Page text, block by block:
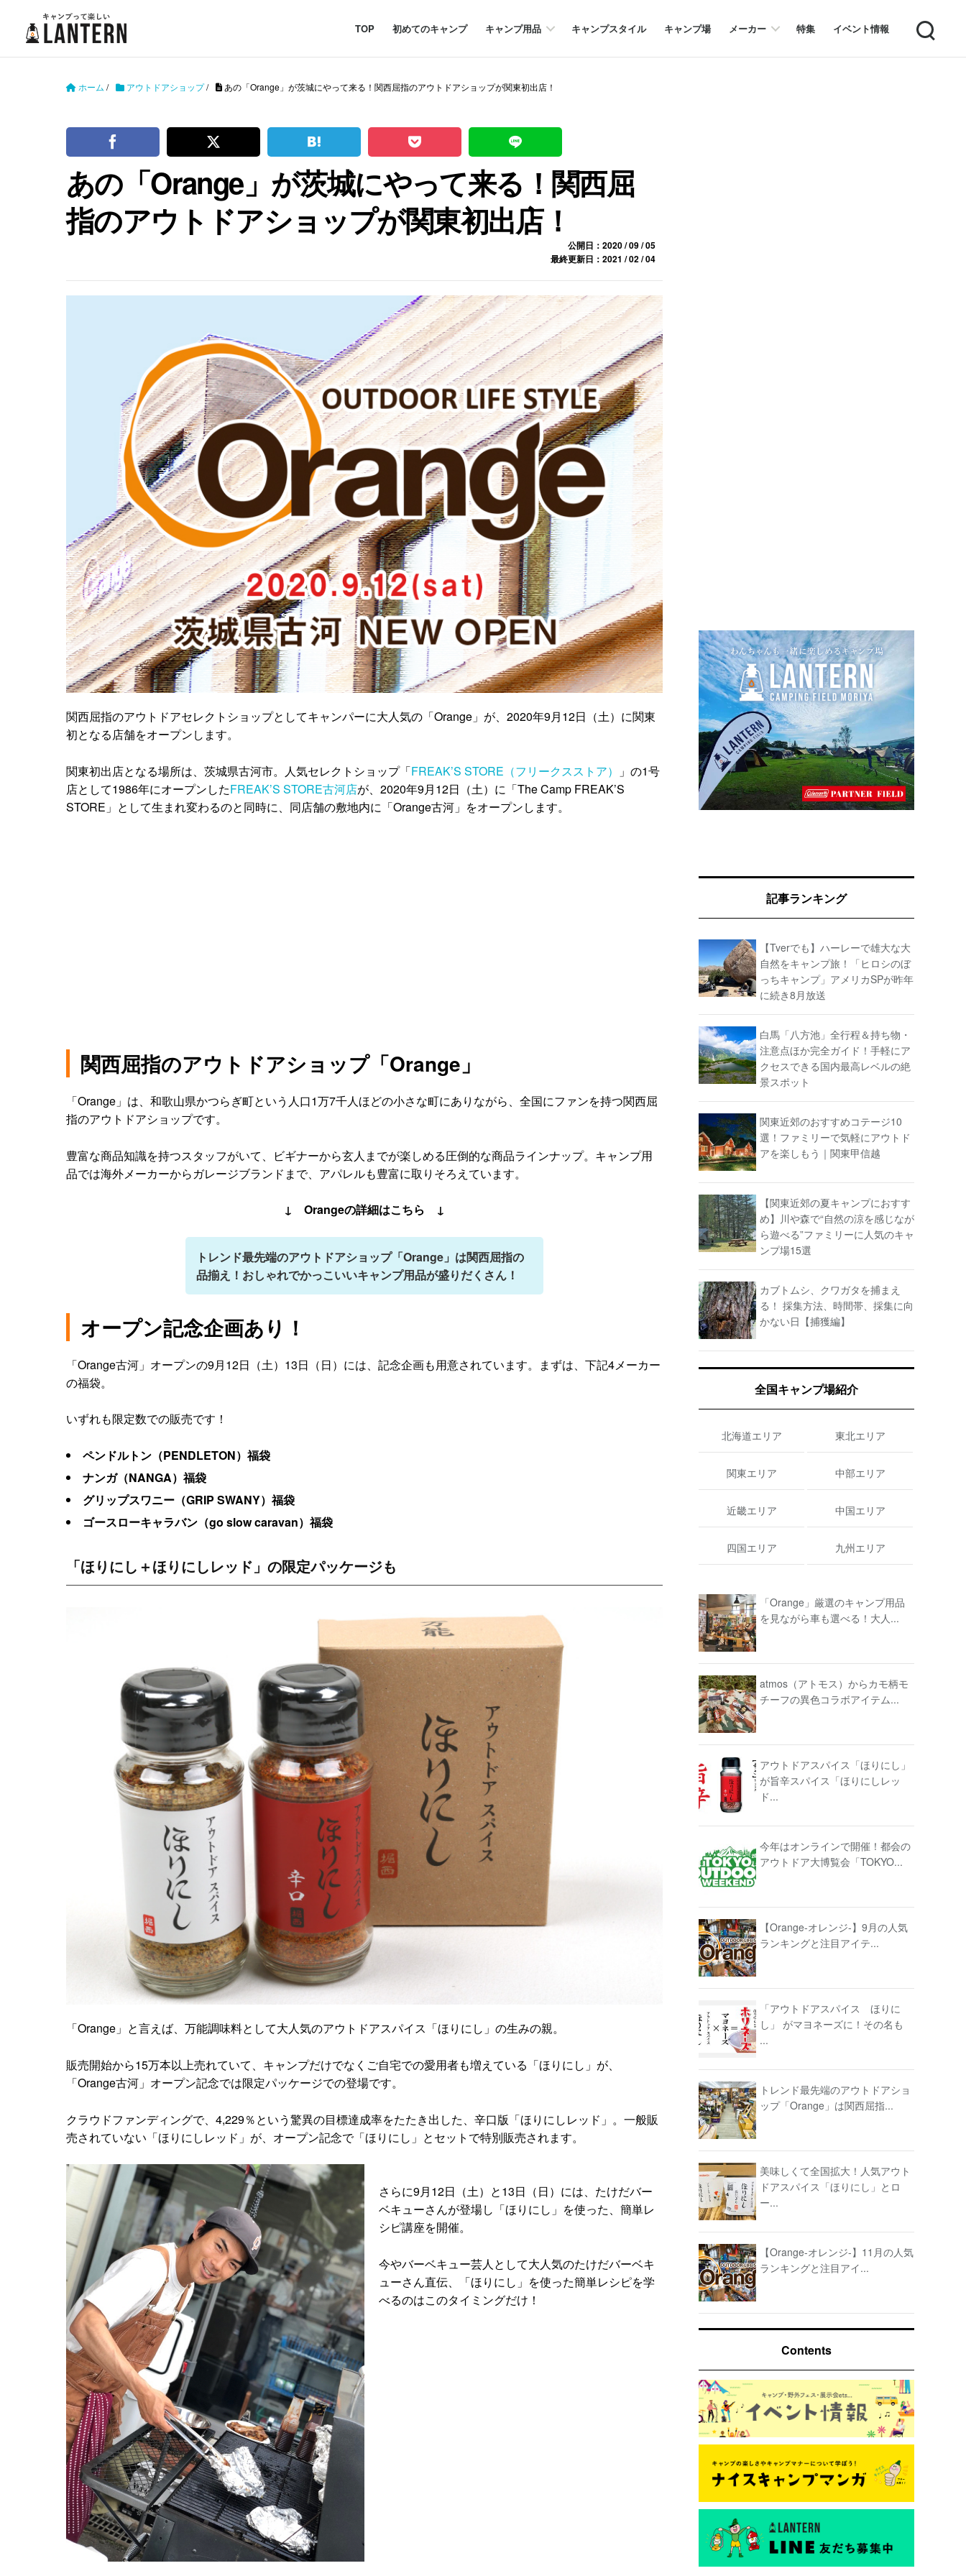
TOP 初めてのキャンプ キャンプ用品 キャンプスタイル キャンプ場 メーカー 特集 イベント情報 Search
ホーム / アウトドアショップ/ あの「Orange」が茨城にやって来る！関西屈指のアウトドアショップが関東初出店！
あの「Orange」が茨城にやって来る！関西屈
指のアウトドアショップが関東初出店！
公開日：2020 / 09 / 05
最終更新日：2021 / 02 / 04
関西屈指のアウトドアセレクトショップとしてキャンパーに大人気の「Orange」が、2020年9月12日（土）に関東
初となる店舗をオープンします。
関東初出店となる場所は、茨城県古河市。人気セレクトショップ「FREAK’S STORE（フリークスストア）
」の1号
店として1986年にオープンしたFREAK’S STORE古河店が、2020年9月12日（土）に「The Camp FREAK’S
STORE」として生まれ変わるのと同時に、同店舗の敷地内に「Orange古河」をオープンします。
関西屈指のアウトドアショップ「Orange」
「Orange」は、和歌山県かつらぎ町という人口1万7千人ほどの小さな町にありながら、全国にファンを持つ関西屈
指のアウトドアショップです。
豊富な商品知識を持つスタッフがいて、ビギナーから玄人までが楽しめる圧倒的な商品ラインナップ。キャンプ用
品では海外メーカーからガレージブランドまで、アパレルも豊富に取りそろえています。
↓ Orangeの詳細はこちら ↓
トレンド最先端のアウトドアショップ「Orange」は関西屈指の
品揃え！おしゃれでかっこいいキャンプ用品が盛りだくさん！
オープン記念企画あり！
「Orange古河」オープンの9月12日（土）13日（日）には、記念企画も用意されています。まずは、下記4メーカー
の福袋。
いずれも限定数での販売です！
ペンドルトン（PENDLETON）福袋
ナンガ（NANGA）福袋
グリップスワニー（GRIP SWANY）福袋
ゴースローキャラバン（go slow caravan）福袋
「ほりにし＋ほりにしレッド」の限定パッケージも
「Orange」と言えば、万能調味料として大人気のアウトドアスパイス「ほりにし」の生みの親。
販売開始から15万本以上売れていて、キャンプだけでなくご自宅での愛用者も増えている「ほりにし」が、
「Orange古河」オープン記念では限定パッケージでの登場です。
クラウドファンディングで、4,229％という驚異の目標達成率をたたき出した、辛口版「ほりにしレッド」。一般販
売されていない「ほりにしレッド」が、オープン記念で「ほりにし」とセットで特別販売されます。
さらに9月12日（土）と13日（日）には、たけだバー
ベキューさんが登場し「ほりにし」を使った、簡単レ
シピ講座を開催。
今やバーベキュー芸人として大人気のたけだバーベキ
ューさん直伝、「ほりにし」を使った簡単レシピを学
べるのはこのタイミングだけ！
記事ランキング
【Tverでも】ハーレーで雄大な大
自然をキャンプ旅！「ヒロシのぼ
っちキャンプ」アメリカSPが昨年
に続き8月放送
白馬「八方池」全行程＆持ち物・
注意点ほか完全ガイド！手軽にア
クセスできる国内最高レベルの絶
景スポット
関東近郊のおすすめコテージ10
選！ファミリーで気軽にアウトド
アを楽しもう｜関東甲信越
【関東近郊の夏キャンプにおすす
め】川や森で“自然の涼を感じなが
ら遊べる”ファミリーに人気のキャ
ンプ場15選
カブトムシ、クワガタを捕まえ
る！ 採集方法、時間帯、採集に向
かない日【捕獲編】
全国キャンプ場紹介
北海道エリア 東北エリア
関東エリア 中部エリア
近畿エリア 中国エリア
四国エリア 九州エリア
「Orange」厳選のキャンプ用品
を見ながら車も選べる！大人...
atmos（アトモス）からカモ柄モ
チーフの異色コラボアイテム...
アウトドアスパイス「ほりにし」
が旨辛スパイス「ほりにしレッ
ド...
今年はオンラインで開催！都会の
アウトドア大博覧会「TOKYO...
【Orange-オレンジ-】9月の人気
ランキングと注目アイテ...
「アウトドアスパイス ほりに
し」 がマヨネーズに！その名も
...
トレンド最先端のアウトドアショ
ップ「Orange」は関西屈指...
美味しくて全国拡大！人気アウト
ドアスパイス「ほりにし」とロ
ー...
【Orange-オレンジ-】11月の人気
ランキングと注目アイ...
Contents